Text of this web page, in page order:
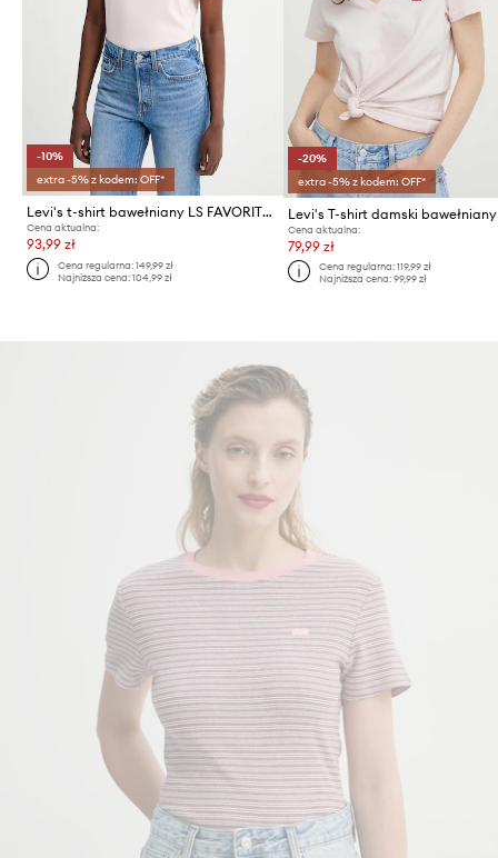
-10%
extra -5% z kodem: OFF*
Levi's t-shirt bawełniany LS FAVORITE TEE SWEET HEART
Cena aktualna:
93,99 zł
Cena regularna:149,99 zł
Najniższa cena:104,99 zł
-20%
extra -5% z kodem: OFF*
Cena aktualna:
79,99 zł
Cena regularna: 119,99 zł
Najniższa cena: 99,99 zł